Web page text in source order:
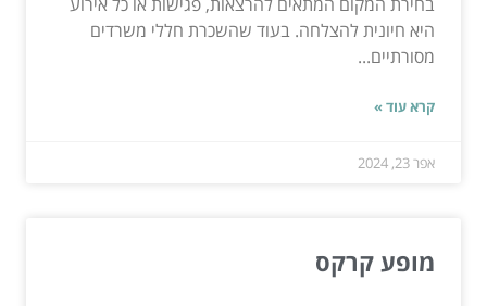
היא חיונית להצלחה. בעוד שהשכרת חללי משרדים
מסורתיים...
קרא עוד »
אפר 23, 2024
מופע קרקס